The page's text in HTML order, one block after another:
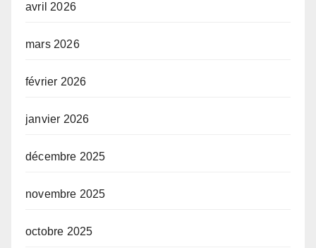
avril 2026
mars 2026
février 2026
janvier 2026
décembre 2025
novembre 2025
octobre 2025